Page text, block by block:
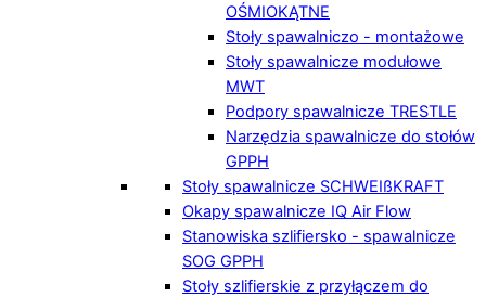
OŚMIOKĄTNE
Stoły spawalniczo - montażowe
Stoły spawalnicze modułowe
MWT
Podpory spawalnicze TRESTLE
Narzędzia spawalnicze do stołów
GPPH
Stoły spawalnicze SCHWEIßKRAFT
Okapy spawalnicze IQ Air Flow
Stanowiska szlifiersko - spawalnicze
SOG GPPH
Stoły szlifierskie z przyłączem do